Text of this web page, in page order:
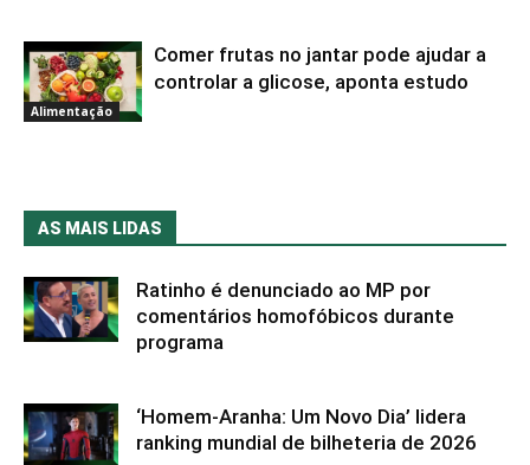
Alimentação
Comer frutas no jantar pode ajudar a
controlar a glicose, aponta estudo
AS MAIS LIDAS
Ratinho é denunciado ao MP por
comentários homofóbicos durante
programa
‘Homem-Aranha: Um Novo Dia’ lidera
ranking mundial de bilheteria de 2026